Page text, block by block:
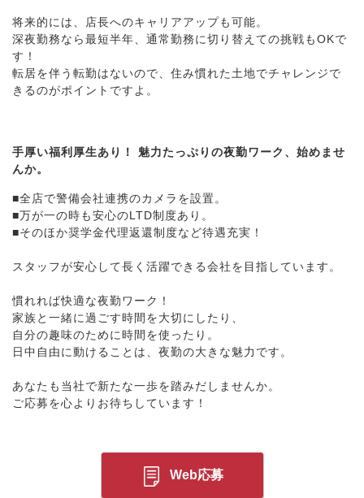
将来的には、店長へのキャリアアップも可能。
深夜勤務なら最短半年、通常勤務に切り替えての挑戦もOKで
す！
転居を伴う転勤はないので、住み慣れた土地でチャレンジで
きるのがポイントですよ。
手厚い福利厚生あり！ 魅力たっぷりの夜勤ワーク、始めませ
んか。
■全店で警備会社連携のカメラを設置。
■万が一の時も安心のLTD制度あり。
■そのほか奨学金代理返還制度など待遇充実！
スタッフが安心して長く活躍できる会社を目指しています。
慣れれば快適な夜勤ワーク！
家族と一緒に過ごす時間を大切にしたり、
自分の趣味のために時間を使ったり。
日中自由に動けることは、夜勤の大きな魅力です。
あなたも当社で新たな一歩を踏みだしませんか。
ご応募を心よりお待ちしています！
Web応募